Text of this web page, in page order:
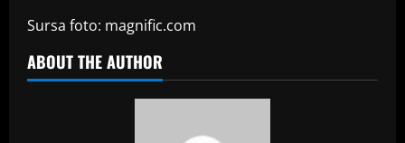
Sursa foto: magnific.com
ABOUT THE AUTHOR